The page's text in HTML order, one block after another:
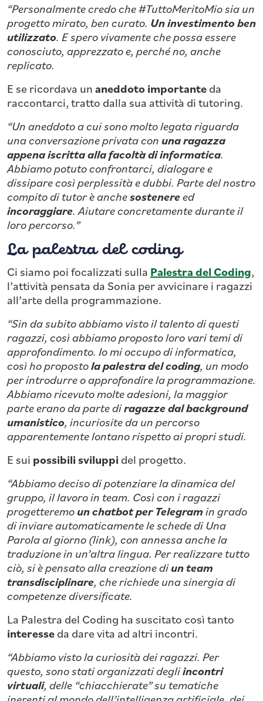
“Personalmente credo che #TuttoMeritoMio sia un
progetto mirato, ben curato. Un investimento ben
utilizzato. E spero vivamente che possa essere
conosciuto, apprezzato e, perché no, anche
replicato.
E se ricordava unaneddoto importanteda
raccontarci, tratto dalla sua attività di tutoring.
“Un aneddoto a cui sono molto legata riguarda
una conversazione privata con una ragazza
appena iscritta alla facoltà di informatica.
Abbiamo potuto confrontarci, dialogare e
dissipare così perplessità e dubbi. Parte del nostro
compito di tutor è anchesostenereed
incoraggiare. Aiutare concretamente durante il
loro percorso.”
La palestra del coding
Ci siamo poi focalizzati sulla Palestra del Coding,
l’attività pensata da Sonia per avvicinare i ragazzi
all’arte della programmazione.
“Sin da subito abbiamo visto il talento di questi
ragazzi, così abbiamo proposto loro vari temi di
approfondimento. Io mi occupo di informatica,
così ho propostola palestra del coding, un modo
per introdurre o approfondire la programmazione.
Abbiamo ricevuto molte adesioni, la maggior
parte erano da parte diragazze dal background
umanistico, incuriosite da un percorso
apparentemente lontano rispetto ai propri studi.
E sui possibili sviluppidel progetto.
“Abbiamo deciso di potenziare la dinamica del
gruppo, il lavoro in team. Così con i ragazzi
progetteremoun chatbot per Telegramin grado
di inviare automaticamente le schede di Una
Parola al giorno (link), con annessa anche la
traduzione in un’altra lingua. Per realizzare tutto
ciò, si è pensato alla creazione diun team
transdisciplinare, che richiede una sinergia di
competenze diversificate.
La Palestra del Coding ha suscitato così tanto
interesseda dare vita ad altri incontri.
“Abbiamo visto la curiosità dei ragazzi. Per
questo, sono stati organizzati degliincontri
virtuali, delle “chiacchierate” su tematiche